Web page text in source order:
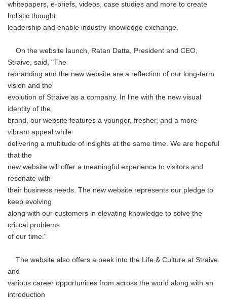
whitepapers, e-briefs, videos, case studies and more to create
holistic thought
leadership and enable industry knowledge exchange.
On the website launch, Ratan Datta, President and CEO,
Straive, said, "The
rebranding and the new website are a reflection of our long-term
vision and the
evolution of Straive as a company. In line with the new visual
identity of the
brand, our website features a younger, fresher, and a more
vibrant appeal while
delivering a multitude of insights at the same time. We are hopeful
that the
new website will offer a meaningful experience to visitors and
resonate with
their business needs. The new website represents our pledge to
keep evolving
along with our customers in elevating knowledge to solve the
critical problems
of our time."
The website also offers a peek into the Life & Culture at Straive
and
various career opportunities from across the world along with an
introduction